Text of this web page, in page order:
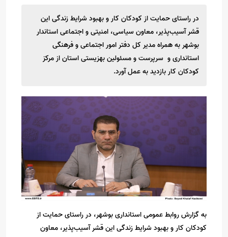
در راستای حمایت از کودکان کار و بهبود شرایط زندگی این
قشر آسیب‌پذیر، معاون سیاسی، امنیتی و اجتماعی استاندار
بوشهر به همراه مدیر کل دفتر امور اجتماعی و فرهنگی
استانداری و سرپرست و مسئولین بهزیستی استان از مرکز
کودکان کار بازدید به عمل آورد.
به گزارش روابط عمومی استانداری بوشهر، در راستای حمایت از
کودکان کار و بهبود شرایط زندگی این قشر آسیب‌پذیر، معاون